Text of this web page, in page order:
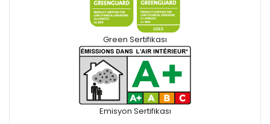
Green Sertifikası
Emisyon Sertifikası